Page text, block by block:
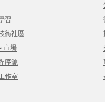
習
技術社區
市場
程序源
工作室